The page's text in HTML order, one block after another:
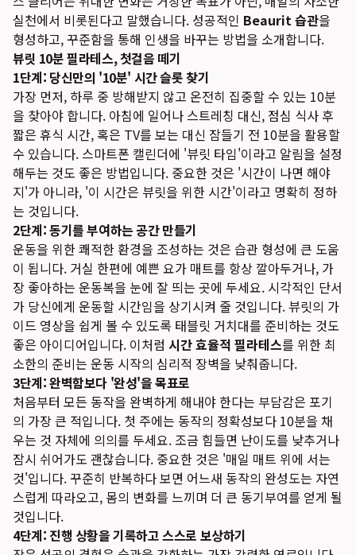
실천에서 비롯된다고 말했습니다. 성공적인 Beaurit 습관을
형성하고, 꾸준함을 통해 인생을 바꾸는 방법을 소개합니다.
뷰릿 10분 필라테스, 첫걸음 떼기
1단계: 당신만의 '10분' 시간 슬롯 찾기
가장 먼저, 하루 중 방해받지 않고 온전히 집중할 수 있는 10분
을 찾아야 합니다. 아침에 일어나 스트레칭 대신, 점심 식사 후
짧은 휴식 시간, 혹은 TV를 보는 대신 잠들기 전 10분을 활용할
수 있습니다. 스마트폰 캘린더에 '뷰릿 타임'이라고 알림을 설정
해두는 것도 좋은 방법입니다. 중요한 것은 '시간이 나면 해야
지'가 아니라, '이 시간은 뷰릿을 위한 시간'이라고 명확히 정하
는 것입니다.
2단계: 동기를 부여하는 공간 만들기
운동을 위한 쾌적한 환경을 조성하는 것은 습관 형성에 큰 도움
이 됩니다. 거실 한편에 예쁜 요가 매트를 항상 깔아두거나, 가
장 좋아하는 운동복을 눈에 잘 띄는 곳에 두세요. 시각적인 단서
가 당신에게 운동할 시간임을 상기시켜 줄 것입니다. 뷰릿의 가
이드 영상을 쉽게 볼 수 있도록 태블릿 거치대를 준비하는 것도
좋은 아이디어입니다. 이처럼 시간 효율적 필라테스를 위한 최
소한의 준비는 운동 시작의 심리적 장벽을 낮춰줍니다.
3단계: 완벽함보다 '완성'을 목표로
처음부터 모든 동작을 완벽하게 해내야 한다는 부담감은 포기
의 가장 큰 적입니다. 첫 주에는 동작의 정확성보다 10분을 채
우는 것 자체에 의의를 두세요. 조금 힘들면 난이도를 낮추거나
잠시 쉬어가도 괜찮습니다. 중요한 것은 '매일 매트 위에 서는
것'입니다. 꾸준히 반복하다 보면 어느새 동작의 완성도는 자연
스럽게 따라오고, 몸의 변화를 느끼며 더 큰 동기부여를 얻게 될
것입니다.
4단계: 진행 상황을 기록하고 스스로 보상하기